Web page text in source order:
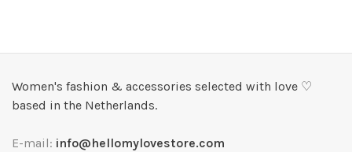
Women's fashion & accessories selected with love ♡
based in the Netherlands.
E-mail: info@hellomylovestore.com